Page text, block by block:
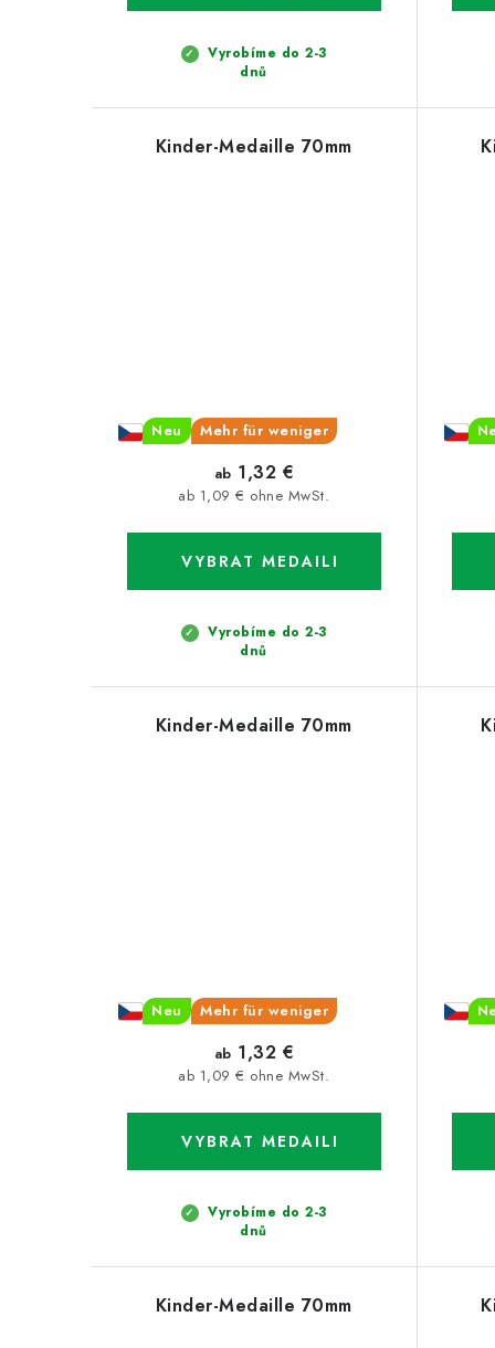
Vyrobíme do 2-3
dnů
Kinder-Medaille 70mm
Neu Mehr für weniger
Vyrobíme do 2-3
dnů
ab 1,09 € ohne MwSt.
ab 1,32 €
Kinder-Medaille 70mm
Neu Mehr für weniger
Vyrobíme do 2-3
dnů
ab 1,09 € ohne MwSt.
ab 1,32 €
Kinder-Medaille 70mm